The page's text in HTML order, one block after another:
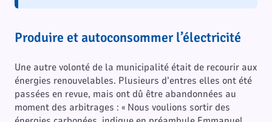
Produire et autoconsommer l’électricité
Une autre volonté de la municipalité était de recourir aux
énergies renouvelables. Plusieurs d’entres elles ont été
passées en revue, mais ont dû être abandonnées au
moment des arbitrages : « Nous voulions sortir des